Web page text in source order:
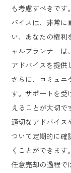
も考慮すべきです
バイスは、非常に
い、あなたの権利
ャルプランナー
アドバイスを提供
さらに、コミュニ
す。サポートを受
えることが大切で
適切なアドバイス
ついて定期的に確
くことができます。
任意売却の過程で